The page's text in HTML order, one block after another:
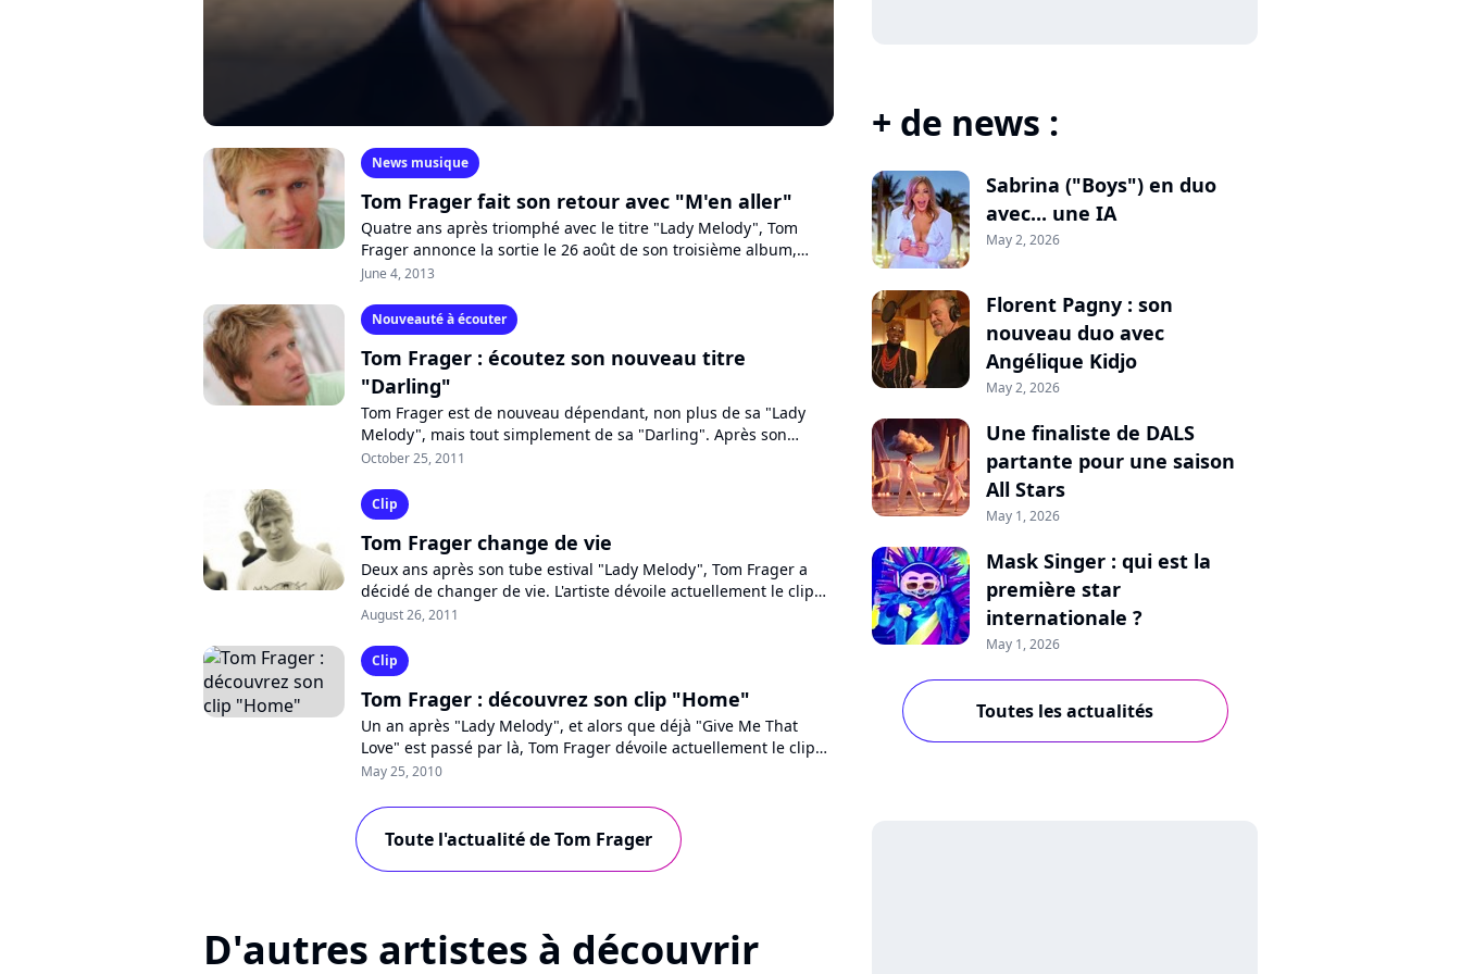
News musique
Tom Frager fait son retour avec "M'en aller"
Quatre ans après triomphé avec le titre "Lady Melody", Tom
Frager annonce la sortie le 26 août de son troisième album,
dont plusieurs extraits ont déjà...
June 4, 2013
Nouveauté à écouter
Tom Frager : écoutez son nouveau titre
"Darling"
Tom Frager est de nouveau dépendant, non plus de sa "Lady
Melody", mais tout simplement de sa "Darling". Après son
voyage en van dans le clip de "Nouvelle...
October 25, 2011
Clip
Tom Frager change de vie
Deux ans après son tube estival "Lady Melody", Tom Frager a
décidé de changer de vie. L'artiste dévoile actuellement le clip
de son nouveau single, premier...
August 26, 2011
Clip
Tom Frager : découvrez son clip "Home"
Un an après "Lady Melody", et alors que déjà "Give Me That
Love" est passé par là, Tom Frager dévoile actuellement le clip
de son troisième single, espérant...
May 25, 2010
Toute l'actualité de Tom Frager
D'autres artistes à découvrir
+ de news :
Sabrina ("Boys") en duo
avec... une IA
May 2, 2026
Florent Pagny : son
nouveau duo avec
Angélique Kidjo
May 2, 2026
Une finaliste de DALS
partante pour une saison
All Stars
May 1, 2026
Mask Singer : qui est la
première star
internationale ?
May 1, 2026
Toutes les actualités